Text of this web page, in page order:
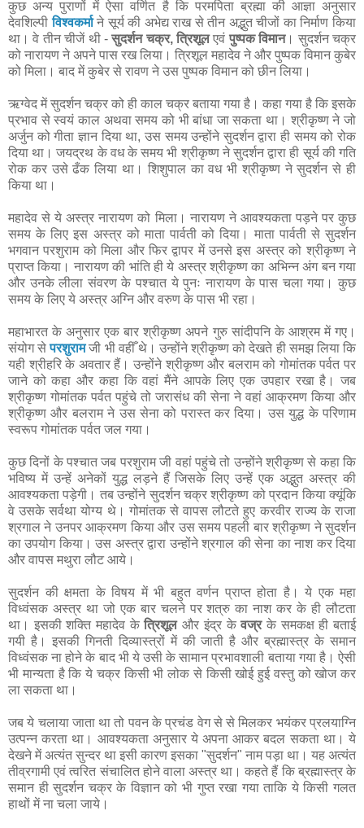
कुछ अन्य पुराणों में ऐसा वर्णित है कि परमपिता ब्रह्मा की आज्ञा अनुसार
देवशिल्पीविश्वकर्माने सूर्य की अभेद्य राख से तीन अद्भुत चीजों का निर्माण किया
था। वे तीन चीजें थी -सुदर्शन चक्र, त्रिशूलएवंपुष्पक विमान। सुदर्शन चक्र
को नारायण ने अपने पास रख लिया। त्रिशूल महादेव ने और पुष्पक विमान कुबेर
को मिला। बाद में कुबेर से रावण ने उस पुष्पक विमान को छीन लिया।
ऋग्वेद में सुदर्शन चक्र को ही काल चक्र बताया गया है। कहा गया है कि इसके
प्रभाव से स्वयं काल अथवा समय को भी बांधा जा सकता था। श्रीकृष्ण ने जो
अर्जुन को गीता ज्ञान दिया था, उस समय उन्होंने सुदर्शन द्वारा ही समय को रोक
दिया था। जयद्रथ के वध के समय भी श्रीकृष्ण ने सुदर्शन द्वारा ही सूर्य की गति
रोक कर उसे ढँक लिया था। शिशुपाल का वध भी श्रीकृष्ण ने सुदर्शन से ही
किया था।
महादेव से ये अस्त्र नारायण को मिला। नारायण ने आवश्यकता पड़ने पर कुछ
समय के लिए इस अस्त्र को माता पार्वती को दिया। माता पार्वती से सुदर्शन
भगवान परशुराम को मिला और फिर द्वापर में उनसे इस अस्त्र को श्रीकृष्ण ने
प्राप्त किया। नारायण की भांति ही ये अस्त्र श्रीकृष्ण का अभिन्न अंग बन गया
और उनके लीला संवरण के पश्चात ये पुनः नारायण के पास चला गया। कुछ
समय के लिए ये अस्त्र अग्नि और वरुण के पास भी रहा।
महाभारत के अनुसार एक बार श्रीकृष्ण अपने गुरु सांदीपनि के आश्रम में गए।
संयोग सेपरशुरामजी भी वहीँ थे। उन्होंने श्रीकृष्ण को देखते ही समझ लिया कि
यही श्रीहरि के अवतार हैं। उन्होंने श्रीकृष्ण और बलराम को गोमांतक पर्वत पर
जाने को कहा और कहा कि वहां मैंने आपके लिए एक उपहार रखा है। जब
श्रीकृष्ण गोमांतक पर्वत पहुंचे तो जरासंध की सेना ने वहां आक्रमण किया और
श्रीकृष्ण और बलराम ने उस सेना को परास्त कर दिया। उस युद्ध के परिणाम
स्वरूप गोमांतक पर्वत जल गया।
कुछ दिनों के पश्चात जब परशुराम जी वहां पहुंचे तो उन्होंने श्रीकृष्ण से कहा कि
भविष्य में उन्हें अनेकों युद्ध लड़ने हैं जिसके लिए उन्हें एक अद्भुत अस्त्र की
आवश्यकता पड़ेगी। तब उन्होंने सुदर्शन चक्र श्रीकृष्ण को प्रदान किया क्यूंकि
वे उसके सर्वथा योग्य थे। गोमांतक से वापस लौटते हुए करवीर राज्य के राजा
श्रगाल ने उनपर आक्रमण किया और उस समय पहली बार श्रीकृष्ण ने सुदर्शन
का उपयोग किया। उस अस्त्र द्वारा उन्होंने श्रगाल की सेना का नाश कर दिया
और वापस मथुरा लौट आये।
सुदर्शन की क्षमता के विषय में भी बहुत वर्णन प्राप्त होता है। ये एक महा
विध्वंसक अस्त्र था जो एक बार चलने पर शत्रु का नाश कर के ही लौटता
था। इसकी शक्ति महादेव केत्रिशूलऔर इंद्र केवज्रके समकक्ष ही बताई
गयी है। इसकी गिनती दिव्यास्त्रों में की जाती है और ब्रह्मास्त्र के समान
विध्वंसक ना होने के बाद भी ये उसी के सामान प्रभावशाली बताया गया है। ऐसी
भी मान्यता है कि ये चक्र किसी भी लोक से किसी खोई हुई वस्तु को खोज कर
ला सकता था।
जब ये चलाया जाता था तो पवन के प्रचंड वेग से से मिलकर भयंकर प्रलयाग्नि
उत्पन्न करता था। आवश्यकता अनुसार ये अपना आकर बदल सकता था। ये
देखने में अत्यंत सुन्दर था इसी कारण इसका "सुदर्शन" नाम पड़ा था। यह अत्यंत
तीव्रगामी एवं त्वरित संचालित होने वाला अस्त्र था। कहते हैं कि ब्रह्मास्त्र के
समान ही सुदर्शन चक्र के विज्ञान को भी गुप्त रखा गया ताकि ये किसी गलत
हाथों में ना चला जाये।